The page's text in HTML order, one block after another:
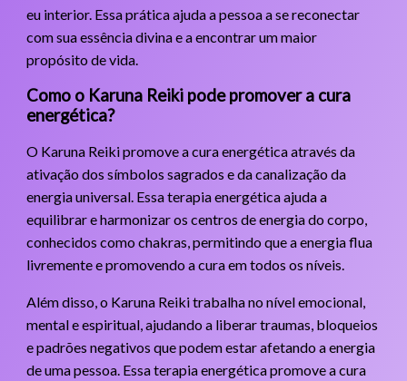
eu interior. Essa prática ajuda a pessoa a se reconectar
com sua essência divina e a encontrar um maior
propósito de vida.
Como o Karuna Reiki pode promover a cura
energética?
O Karuna Reiki promove a cura energética através da
ativação dos símbolos sagrados e da canalização da
energia universal. Essa terapia energética ajuda a
equilibrar e harmonizar os centros de energia do corpo,
conhecidos como chakras, permitindo que a energia flua
livremente e promovendo a cura em todos os níveis.
Além disso, o Karuna Reiki trabalha no nível emocional,
mental e espiritual, ajudando a liberar traumas, bloqueios
e padrões negativos que podem estar afetando a energia
de uma pessoa. Essa terapia energética promove a cura